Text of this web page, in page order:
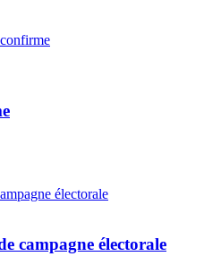
campagne électorale